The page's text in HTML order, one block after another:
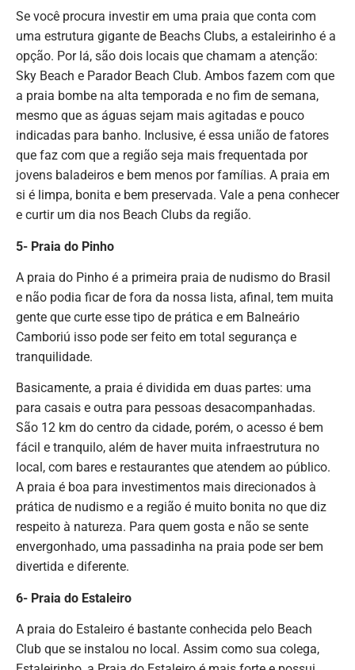
Se você procura investir em uma praia que conta com
uma estrutura gigante de Beachs Clubs, a estaleirinho é a
opção. Por lá, são dois locais que chamam a atenção:
Sky Beach e Parador Beach Club. Ambos fazem com que
a praia bombe na alta temporada e no fim de semana,
mesmo que as águas sejam mais agitadas e pouco
indicadas para banho. Inclusive, é essa união de fatores
que faz com que a região seja mais frequentada por
jovens baladeiros e bem menos por famílias. A praia em
si é limpa, bonita e bem preservada. Vale a pena conhecer
e curtir um dia nos Beach Clubs da região.
5- Praia do Pinho
A praia do Pinho é a primeira praia de nudismo do Brasil
e não podia ficar de fora da nossa lista, afinal, tem muita
gente que curte esse tipo de prática e em Balneário
Camboriú isso pode ser feito em total segurança e
tranquilidade.
Basicamente, a praia é dividida em duas partes: uma
para casais e outra para pessoas desacompanhadas.
São 12 km do centro da cidade, porém, o acesso é bem
fácil e tranquilo, além de haver muita infraestrutura no
local, com bares e restaurantes que atendem ao público.
A praia é boa para investimentos mais direcionados à
prática de nudismo e a região é muito bonita no que diz
respeito à natureza. Para quem gosta e não se sente
envergonhado, uma passadinha na praia pode ser bem
divertida e diferente.
6- Praia do Estaleiro
A praia do Estaleiro é bastante conhecida pelo Beach
Club que se instalou no local. Assim como sua colega,